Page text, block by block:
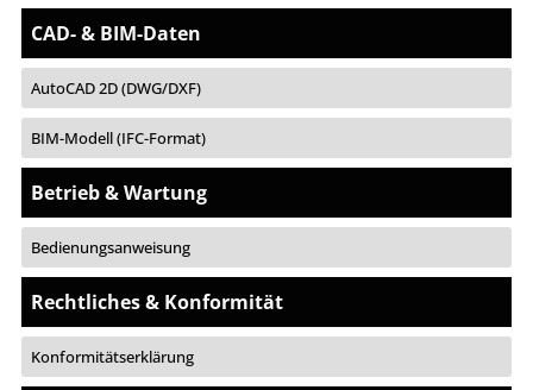
CAD- & BIM-Daten
AutoCAD 2D (DWG/DXF)
BIM-Modell (IFC-Format)
Betrieb & Wartung
Bedienungsanweisung
Rechtliches & Konformität
Konformitätserklärung